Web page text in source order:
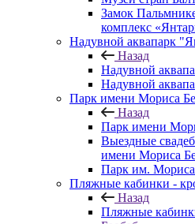
Замок
комплекс
Надувной аквапарк
Назад
Надувной
Надувной
Парк имени Мориса
Назад
Парк имени
Выездные
имени Мориса
Парк им. Мориса
Пляжные кабинки -
Назад
Пляжные